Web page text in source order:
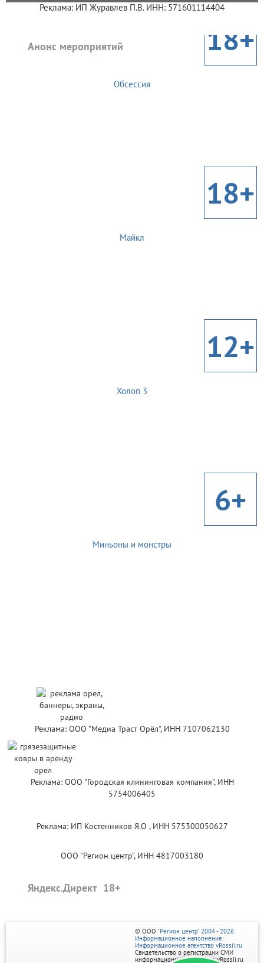
Реклама: ИП Журавлев П.В. ИНН: 571601114404
Анонс мероприятий 18+
Обсессия
18+
Майкл
12+
Холоп 3
6+
Миньоны и монстры
Реклама: ООО "Медиа Траст Орёл", ИНН 7107062130
Реклама: ООО "Городская клининговая компания", ИНН
5754006405
Реклама: ИП Костенников Я.О , ИНН 575300050627
ООО "Регион центр", ИНН 4817003180
Яндекс.Директ
© ООО "Регион центр" 2004 - 2026
Информационное наполнение:
Информационное агентство vRossii.ru
Свидетельство о регистрации СМИ
информационного агентства vRossii.ru